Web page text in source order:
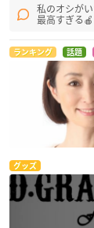
私のオシが
最高すぎる🍎
ランキング 話題
グッズ